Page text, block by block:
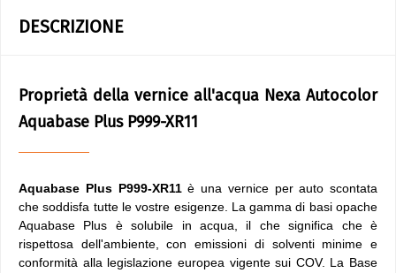
DESCRIZIONE
Proprietà della vernice all'acqua Nexa Autocolor
Aquabase Plus P999-XR11
Aquabase Plus P999-XR11è una vernice per auto scontata
che soddisfa tutte le vostre esigenze. La gamma di basi opache
Aquabase Plus è solubile in acqua, il che significa che è
rispettosa dell'ambiente, con emissioni di solventi minime e
conformità alla legislazione europea vigente sui COV. La Base